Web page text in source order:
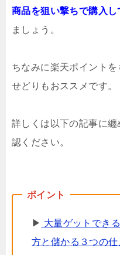
商品を狙い撃ちで購入し
ましょう。
ちなみに楽天ポイント
せどりもおススメです。
詳しくは以下の記事に
認ください。
▶ 大量ゲットでき
方と儲かる３つの